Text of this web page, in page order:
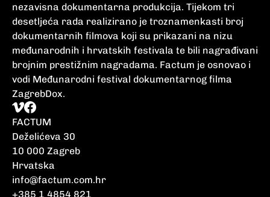
nezavisna dokumentarna produkcija. Tijekom tri
desetljeća rada realizirano je troznamenkasti broj
dokumentarnih filmova koji su prikazani na nizu
međunarodnih i hrvatskih festivala te bili nagrađivani
brojnim prestižnim nagradama. Factum je osnovao i
vodi Međunarodni festival dokumentarnog filma
ZagrebDox.
FACTUM
Deželićeva 30
10 000 Zagreb
Hrvatska
info@factum.com.hr
+385 1 4854 821